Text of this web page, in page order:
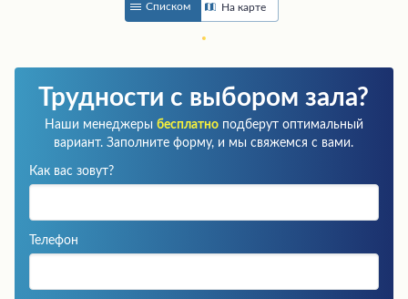
+7 (909) 069-16-43
Подберите мне зал
Списком На карте
Трудности с выбором зала?
Наши менеджеры бесплатноподберут оптимальный
вариант. Заполните форму, и мы свяжемся с вами.
Как вас зовут?
Телефон